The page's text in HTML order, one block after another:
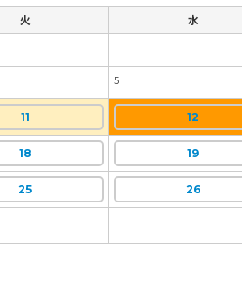
火 水
5
11 12
18 19
25 26